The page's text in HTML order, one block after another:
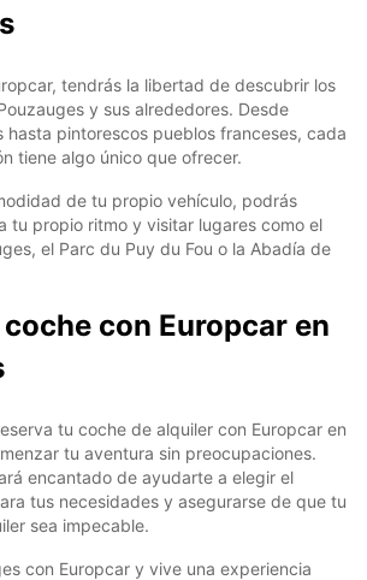
tendrás la libertad de descubrir los
y sus alrededores. Desde
hasta pintorescos pueblos franceses, cada
tiene algo único que ofrecer.
de tu propio vehículo, podrás
tu propio ritmo y visitar lugares como el
el Parc du Puy du Fou o la Abadía de
con Europcar en
tu coche de alquiler con Europcar en
tu aventura sin preocupaciones.
encantado de ayudarte a elegir el
tus necesidades y asegurarse de que tu
sea impecable.
con Europcar y vive una experiencia